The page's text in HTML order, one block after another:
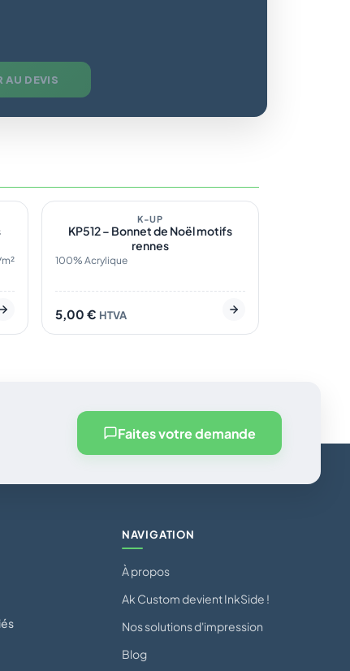
AU DEVIS
36 3
En stock
K-UP
KP512 – Bonnet de Noël motifs
rennes
100% Acrylique
5,00 € HTVA
Faites votre demande
NAVIGATION
À propos
Ak Custom devient InkSide !
Nos solutions d'impression
Blog